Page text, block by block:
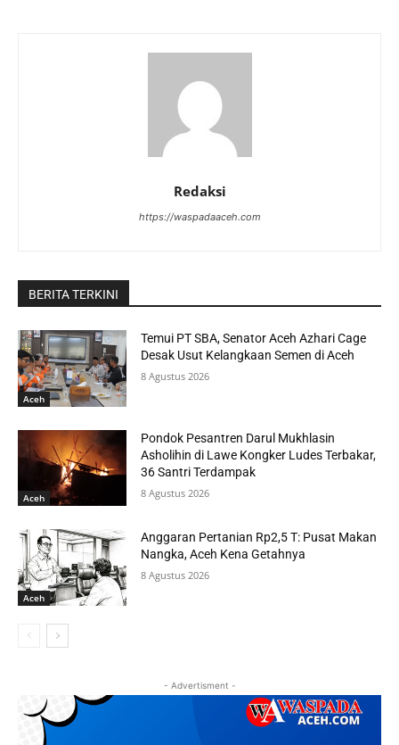
Redaksi
https://waspadaaceh.com
BERITA TERKINI
Aceh
Temui PT SBA, Senator Aceh Azhari Cage
Desak Usut Kelangkaan Semen di Aceh
8 Agustus 2026
Aceh
Pondok Pesantren Darul Mukhlasin
Asholihin di Lawe Kongker Ludes Terbakar,
36 Santri Terdampak
8 Agustus 2026
Aceh
Anggaran Pertanian Rp2,5 T: Pusat Makan
Nangka, Aceh Kena Getahnya
8 Agustus 2026
- Advertisment -